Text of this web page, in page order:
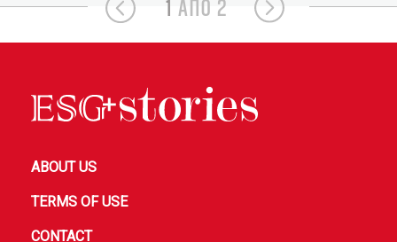
1 ΑΠΟ 2
ABOUT US
TERMS OF USE
CONTACT